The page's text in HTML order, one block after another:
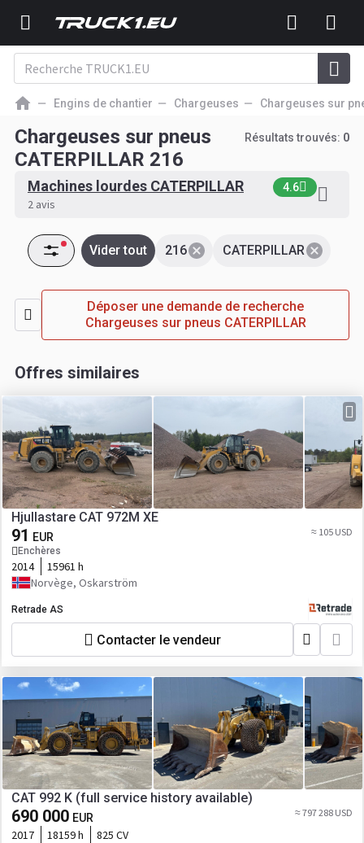
Engins de chantier Chargeuses Chargeuses sur
Chargeuses sur pneus
CATERPILLAR 216
Résultats trouvés: 0
Machines lourdes CATERPILLAR 4.6
2 avis
CATERPILLAR
216
Vider tout
Déposer une demande de recherche
Chargeuses sur pneus CATERPILLAR
Offres similaires
Hjullastare CAT 972M XE
91 EUR
Enchères
≈ 105 USD
2014
15961 h
Norvège, Oskarström
Retrade AS
Contacter le vendeur
CAT 992 K (full service history available)
690 000 EUR ≈ 797 288 USD
2017 18159 h
825 CV